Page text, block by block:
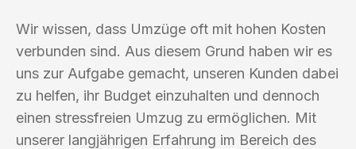
Wir wissen, dass Umzüge oft mit hohen Kosten
verbunden sind. Aus diesem Grund haben wir es
uns zur Aufgabe gemacht, unseren Kunden dabei
zu helfen, ihr Budget einzuhalten und dennoch
einen stressfreien Umzug zu ermöglichen. Mit
unserer langjährigen Erfahrung im Bereich des